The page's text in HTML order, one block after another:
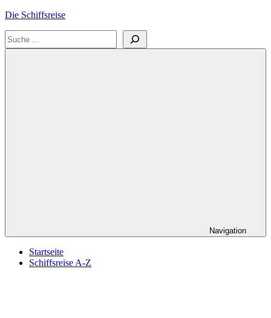
Zum
springen
Die Schiffsreise
Literatur-
Suchen
Navigation
Startseite
Schiffsreise A-Z